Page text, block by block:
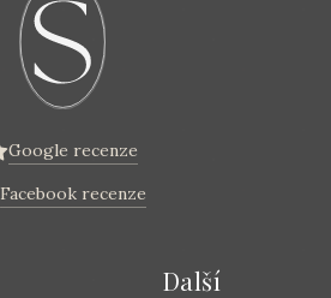
Google recenze
Facebook recenze
Další